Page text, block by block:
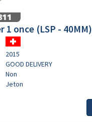
1 once (LSP - 40MM)
2015
GOOD DELIVERY
Non
Jeton